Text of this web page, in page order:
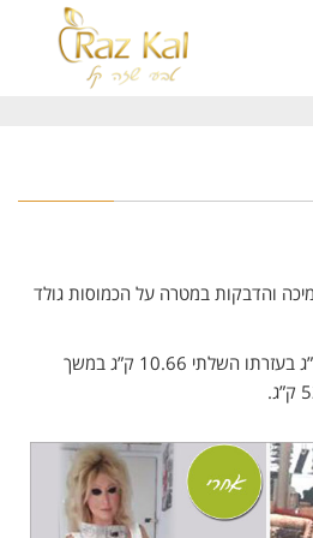
והדבקות במטרה על הכמוסות גולד
התחלתי במשקל 62.600 ק”ג בעזרתו השלתי 10.66 ק”ג במשך